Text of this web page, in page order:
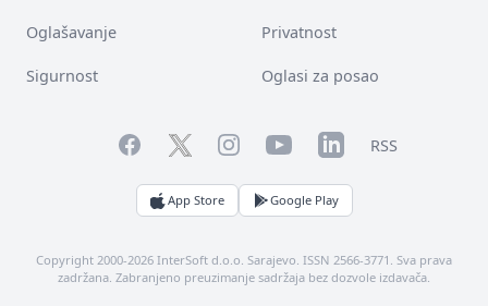
Oglašavanje Privatnost
Sigurnost Oglasi za posao
FacebookTwitterInstagramYouTubeLinkedInRSS
App Store Google Play
Copyright 2000-2026 InterSoft d.o.o. Sarajevo. ISSN 2566-3771. Sva prava
zadržana. Zabranjeno preuzimanje sadržaja bez dozvole izdavača.